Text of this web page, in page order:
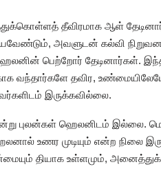
தீவிரமாக ஆள்
அவளுடன் கல்வி
பெற்றோர் தேடினார்கள்.
தவிர,
இருக்கவில்லை.
புலன்கள் ஹெலனிடம் இல்லை.
உணர முடியும் என்ற நிலை
தியாக உள்ளமும்,